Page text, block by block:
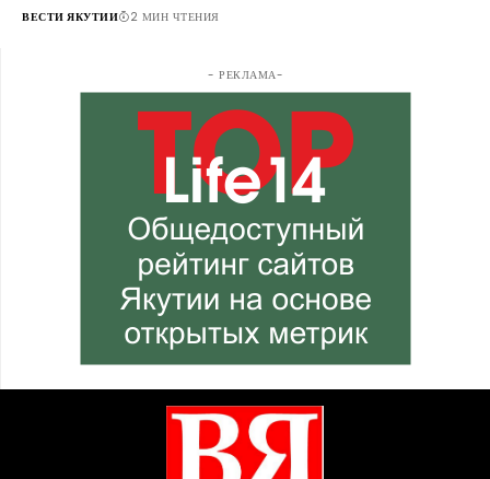
ВЕСТИ ЯКУТИИ 2 МИН ЧТЕНИЯ
- РЕКЛАМА-